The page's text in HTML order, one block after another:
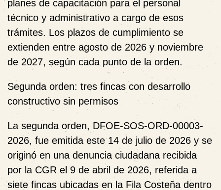
planes de capacitación para el personal
técnico y administrativo a cargo de esos
trámites. Los plazos de cumplimiento se
extienden entre agosto de 2026 y noviembre
de 2027, según cada punto de la orden.
Segunda orden: tres fincas con desarrollo
constructivo sin permisos
La segunda orden, DFOE-SOS-ORD-00003-
2026, fue emitida este 14 de julio de 2026 y se
originó en una denuncia ciudadana recibida
por la CGR el 9 de abril de 2026, referida a
siete fincas ubicadas en la Fila Costeña dentro